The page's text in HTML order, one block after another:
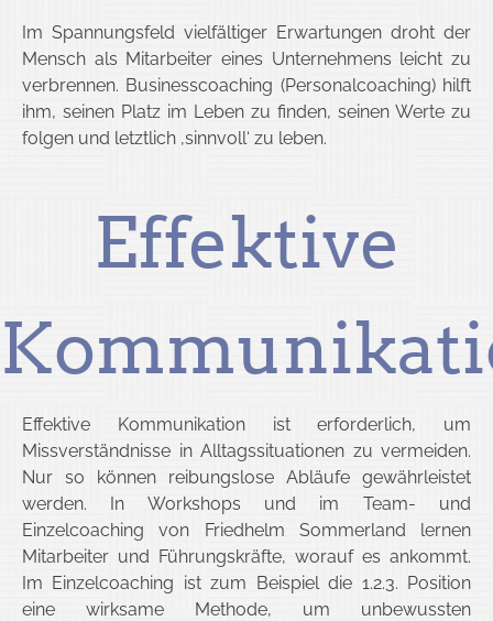
Im Spannungsfeld vielfältiger Erwartungen droht der
Mensch als Mitarbeiter eines Unternehmens leicht zu
verbrennen. Businesscoaching (Personalcoaching) hilft
ihm, seinen Platz im Leben zu finden, seinen Werte zu
folgen und letztlich ‚sinnvoll‘ zu leben.
Effektive
Effektive Kommunikation ist erforderlich, um
Missverständnisse in Alltagssituationen zu vermeiden.
Nur so können reibungslose Abläufe gewährleistet
werden. In Workshops und im Team- und
Einzelcoaching von Friedhelm Sommerland lernen
Mitarbeiter und Führungskräfte, worauf es ankommt.
Im Einzelcoaching ist zum Beispiel die 1.2.3. Position
eine wirksame Methode, um unbewussten